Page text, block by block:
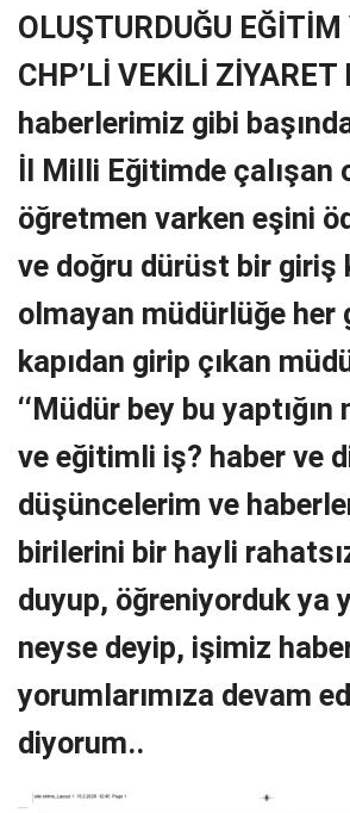
OLUŞTURDUĞU
CHP’Lİ VEKİLİ ZİYARET
haberlerimiz gibi
İl Milli Eğitimde çalışan
öğretmen varken eşini
ve doğru dürüst bir giriş
olmayan müdürlüğe her
kapıdan girip çıkan
‘‘Müdür bey bu
ve eğitimli iş? haber ve
düşüncelerim ve
birilerini bir hayli
duyup, öğreniyorduk ya
neyse deyip, işimiz
yorumlarımıza devam
diyorum..